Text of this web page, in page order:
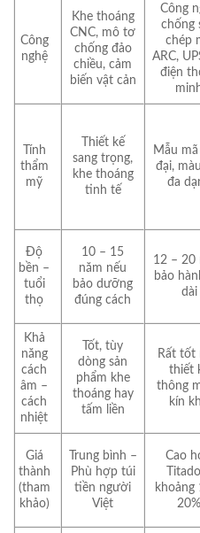
Công
nghệ
Khe thoáng
CNC, mô tơ
chống đảo
chiều, cảm
biến vật cản
Công
chống
chép
ARC,
điện
Tính
thẩm
mỹ
Thiết kế
sang trọng,
khe thoáng
tinh tế
Mẫu
đại,
đa
Độ
bền –
tuổi
thọ
10 – 15
năm nếu
bảo dưỡng
đúng cách
12 – 20
bảo
dài
Khả
năng
cách
âm –
cách
nhiệt
Tốt, tùy
dòng sản
phẩm khe
thoáng hay
tấm liền
Rất tốt
thiết
thông
kín
Giá
thành
(tham
khảo)
Trung bình –
Phù hợp túi
tiền người
Việt
Cao
khoảng
20%